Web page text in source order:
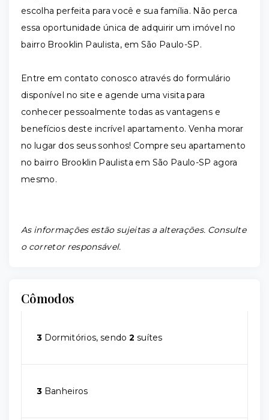
escolha perfeita para você e sua família. Não perca
essa oportunidade única de adquirir um imóvel no
bairro Brooklin Paulista, em São Paulo-SP.
Entre em contato conosco através do formulário
disponível no site e agende uma visita para
conhecer pessoalmente todas as vantagens e
benefícios deste incrível apartamento. Venha morar
no lugar dos seus sonhos! Compre seu apartamento
no bairro Brooklin Paulista em São Paulo-SP agora
mesmo.
As informações estão sujeitas a alterações. Consulte
o corretor responsável.
Cômodos
3 Dormitórios, sendo2 suítes
3 Banheiros